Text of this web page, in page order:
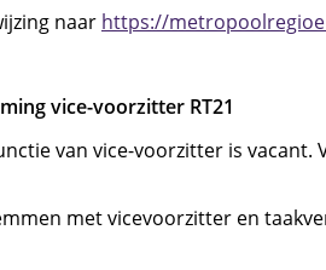
naar https://
vice-voorzitter RT21
van vice-voorzitter is vacant.
met vicevoorzitter en